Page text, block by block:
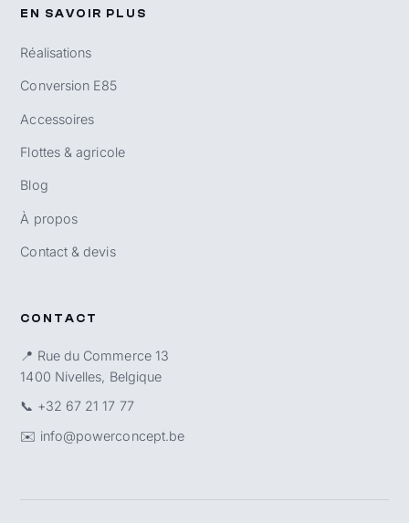
EN SAVOIR PLUS
Réalisations
Conversion E85
Accessoires
Flottes & agricole
Blog
À propos
Contact & devis
CONTACT
📍 Rue du Commerce 13
1400 Nivelles, Belgique
📞 +32 67 21 17 77
✉️ info@powerconcept.be